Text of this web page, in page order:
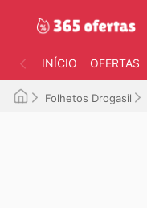
INÍCIO OFERTAS
Folhetos Drogasil